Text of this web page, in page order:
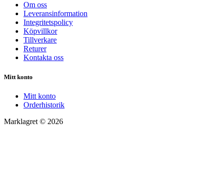
Om oss
Leveransinformation
Integritetspolicy
Köpvillkor
Tillverkare
Returer
Kontakta oss
Mitt konto
Mitt konto
Orderhistorik
Marklagret © 2026